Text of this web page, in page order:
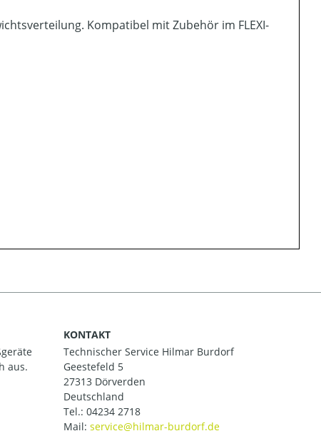
Kompatibel mit Zubehör im FLEXI-
aus.
KONTAKT
Technischer Service Hilmar Burdorf
Geestefeld 5
27313 Dörverden
Deutschland
Tel.: 04234 2718
Mail: